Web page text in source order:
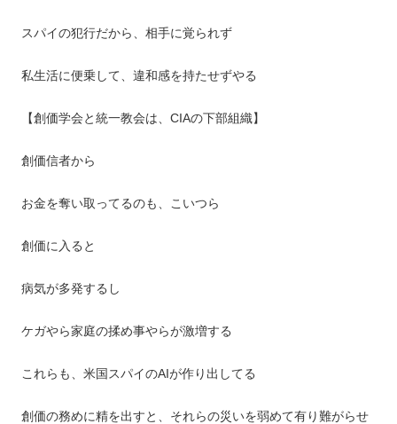
スパイの犯行だから、相手に覚られず
私生活に便乗して、違和感を持たせずやる
【創価学会と統一教会は、CIAの下部組織】
創価信者から
お金を奪い取ってるのも、こいつら
創価に入ると
病気が多発するし
ケガやら家庭の揉め事やらが激増する
これらも、米国スパイのAIが作り出してる
創価の務めに精を出すと、それらの災いを弱めて有り難がらせ